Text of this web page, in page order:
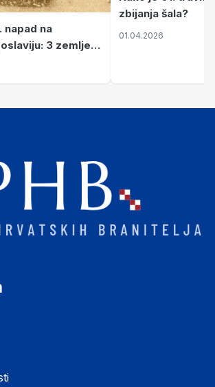
napad na
3 zemlje
zbijanja šala?
01.04.2026